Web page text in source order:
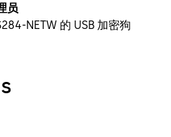
员
NETW 的 USB 加密狗